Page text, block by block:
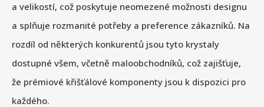
a velikostí, což poskytuje neomezené možnosti designu
a splňuje rozmanité potřeby a preference zákazníků. Na
rozdíl od některých konkurentů jsou tyto krystaly
dostupné všem, včetně maloobchodníků, což zajišťuje,
že prémiové křišťálové komponenty jsou k dispozici pro
každého.